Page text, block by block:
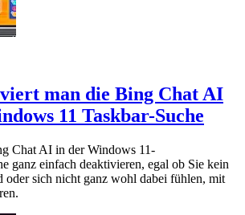
man die Bing Chat AI
11 Taskbar-Suche
Chat AI in der Windows 11-
ganz einfach deaktivieren, egal ob Sie kein
oder sich nicht ganz wohl dabei fühlen, mit